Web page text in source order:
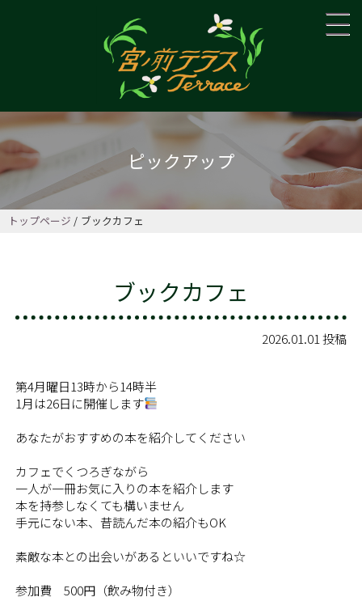
ピックアップ
トップページ ブックカフェ
ブックカフェ
2026.01.01 投稿
第4月曜日13時から14時半
1月は26日に開催します
あなたがおすすめの本を紹介してください
カフェでくつろぎながら
一人が一冊お気に入りの本を紹介します
本を持参しなくても構いません
手元にない本、昔読んだ本の紹介もOK
素敵な本との出会いがあるといいですね☆
参加費 500円（飲み物付き）